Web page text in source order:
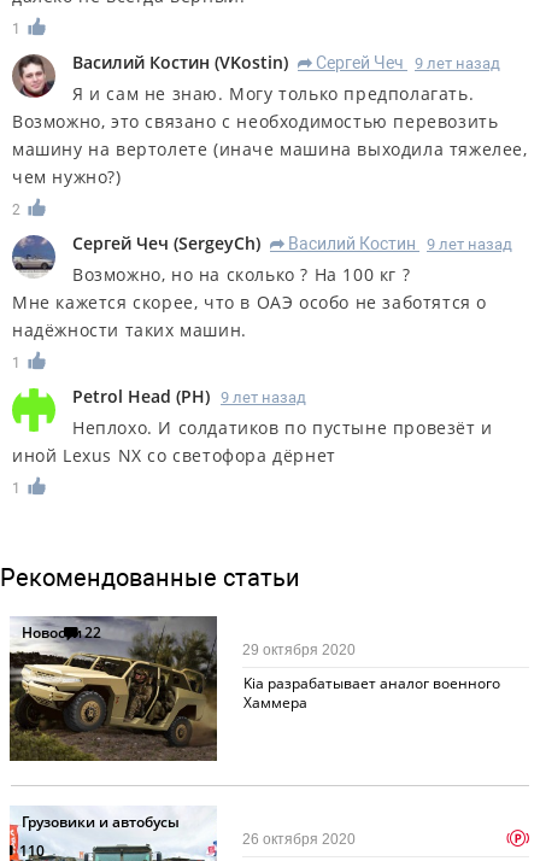
1
Василий Костин (VKostin) R Сергей Чеч 9 лет назад
Я и сам не знаю. Могу только предполагать.
Возможно, это связано с необходимостью перевозить
машину на вертолете (иначе машина выходила тяжелее,
чем нужно?)
2
Сергей Чеч (SergeyCh) R Василий Костин 9 лет назад
Возможно, но на сколько ? На 100 кг ?
Мне кажется скорее, что в ОАЭ особо не заботятся о
надёжности таких машин.
1
Petrol Head (PH) 9 лет назад
Неплохо. И солдатиков по пустыне провезёт и
иной Lexus NX со светофора дёрнет
1
Рекомендованные статьи
Новости22
Kia разрабатывает аналог военного
Хаммера
29 октября 2020
Грузовики и автобусы
110
26 октября 2020 p